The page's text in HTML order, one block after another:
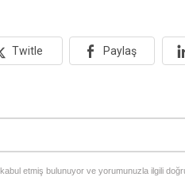
Twitle Paylaş
kabul etmiş bulunuyor ve yorumunuzla ilgili